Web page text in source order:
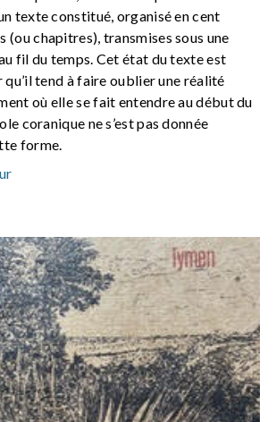
texte constitué, organisé en cent
(ou chapitres), transmises sous une
fil du temps. Cet état du texte est
tend à faire oublier une réalité
où elle se fait entendre au début du
coranique ne s’est pas donnée
forme.